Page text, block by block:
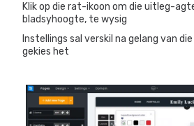
Klik op die rat-ikoon om die uitleg-
bladsyhoogte, te wysig
Instellings sal verskil na gelang van
gekies het